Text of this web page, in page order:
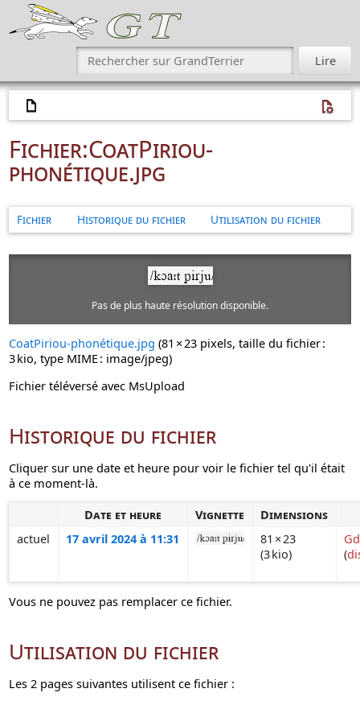
Fichier:CoatPiriou-
phonétique.jpg
Fichier Historique du fichier Utilisation du fichier
Pas de plus haute résolution disponible.
CoatPiriou-phonétique.jpg (81 × 23 pixels, taille du fichier :
3 kio, type MIME : image/jpeg)
Fichier téléversé avec MsUpload
Historique du fichier
Cliquer sur une date et heure pour voir le fichier tel qu'il était
à ce moment-là.
Date et heure
Vignette
Dimensions
actuel
17 avril 2024 à 11:31
81 × 23
(3 kio)
(
Vous ne pouvez pas remplacer ce fichier.
Utilisation du fichier
Les 2 pages suivantes utilisent ce fichier :